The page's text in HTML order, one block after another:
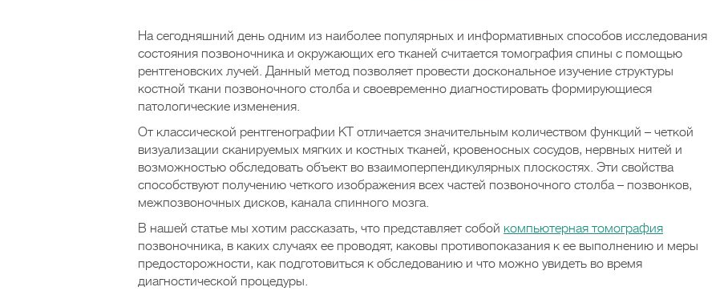
На сегодняшний день одним из наиболее популярных и информативных способов исследования
состояния позвоночника и окружающих его тканей считается томография спины с помощью
рентгеновских лучей. Данный метод позволяет провести доскональное изучение структуры
костной ткани позвоночного столба и своевременно диагностировать формирующиеся
патологические изменения.
От классической рентгенографии КТ отличается значительным количеством функций – четкой
визуализации сканируемых мягких и костных тканей, кровеносных сосудов, нервных нитей и
возможностью обследовать объект во взаимоперпендикулярных плоскостях. Эти свойства
способствуют получению четкого изображения всех частей позвоночного столба – позвонков,
межпозвоночных дисков, канала спинного мозга.
В нашей статье мы хотим рассказать, что представляет собой компьютерная томография
позвоночника, в каких случаях ее проводят, каковы противопоказания к ее выполнению и меры
предосторожности, как подготовиться к обследованию и что можно увидеть во время
диагностической процедуры.